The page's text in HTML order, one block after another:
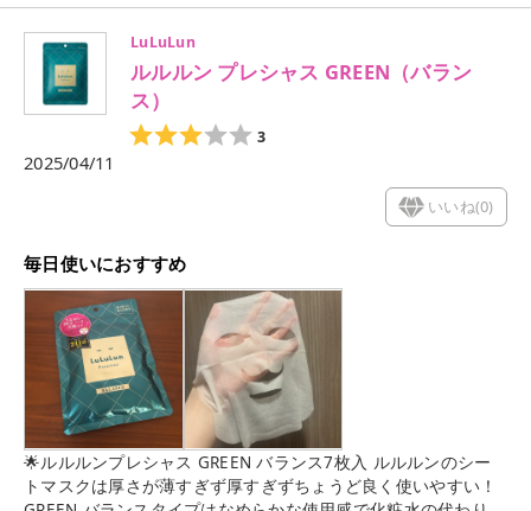
LuLuLun
ルルルン プレシャス GREEN（バラン
ス）
3
2025/04/11
いいね(0)
毎日使いにおすすめ
🌟ルルルンプレシャス GREEN バランス7枚入 ルルルンのシー
トマスクは厚さが薄すぎず厚すぎずちょうど良く使いやすい！